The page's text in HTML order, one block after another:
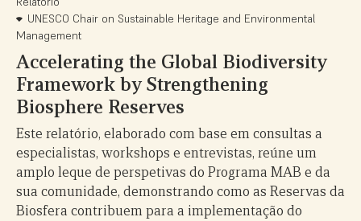
UNESCO Chair on Sustainable Heritage and Environmental
Management
Accelerating the Global Biodiversity
Framework by Strengthening
Biosphere Reserves
Este relatório, elaborado com base em consultas a
especialistas, workshops e entrevistas, reúne um
amplo leque de perspetivas do Programa MAB e da
sua comunidade, demonstrando como as Reservas da
Biosfera contribuem para a implementação do